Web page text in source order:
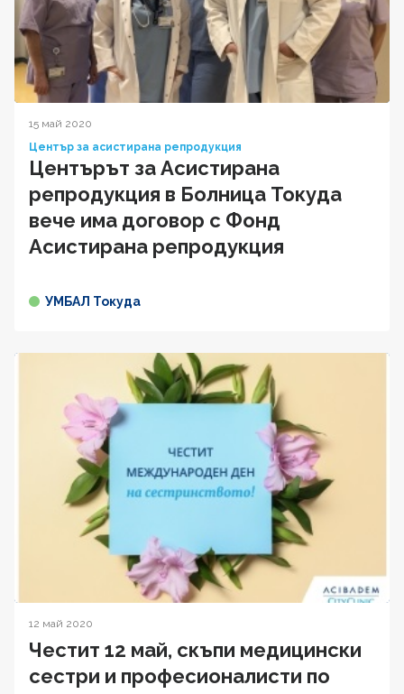
15 май 2020
Център за асистирана репродукция
Центърът за Асистирана
репродукция в Болница Токуда
вече има договор с Фонд
Асистирана репродукция
УМБАЛ Токуда
12 май 2020
Честит 12 май, скъпи медицински
сестри и професионалисти по